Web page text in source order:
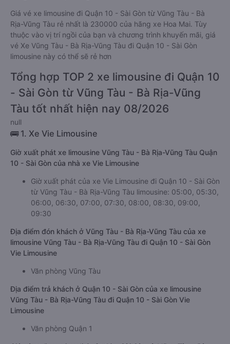
Giá vé xe limousine đi Quận 10 - Sài Gòn từ Vũng Tàu - Bà
Rịa-Vũng Tàu rẻ nhất là 230000 của hãng xe Hoa Mai. Tùy
thuộc vào vị trí ngồi của bạn và chương trình khuyến mãi, giá
vé Xe Vũng Tàu - Bà Rịa-Vũng Tàu đi Quận 10 - Sài Gòn
limousine này có thể sẽ rẻ hơn
Tổng hợp TOP 2 xe limousine đi Quận 10
- Sài Gòn từ Vũng Tàu - Bà Rịa-Vũng
Tàu tốt nhất hiện nay 08/2026
null
🚌 1. Xe Vie Limousine
Giờ xuất phát xe limousine Vũng Tàu - Bà Rịa-Vũng Tàu Quận
10 - Sài Gòn của nhà xe Vie Limousine
Giờ xuất phát của xe Vie Limousine đi Quận 10 - Sài Gòn
từ Vũng Tàu - Bà Rịa-Vũng Tàu limousine: 05:00, 05:30,
06:00, 06:30, 07:00, 07:30, 08:00, 08:30, 09:00,
09:30
Địa điểm đón khách ở Vũng Tàu - Bà Rịa-Vũng Tàu của xe
limousine Vũng Tàu - Bà Rịa-Vũng Tàu đi Quận 10 - Sài Gòn
Vie Limousine
Văn phòng Vũng Tàu
Địa điểm trả khách ở Quận 10 - Sài Gòn của xe limousine
Vũng Tàu - Bà Rịa-Vũng Tàu đi Quận 10 - Sài Gòn Vie
Limousine
Văn phòng Quận 1